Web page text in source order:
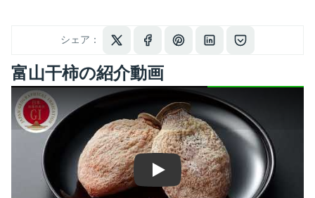
シェア：
富山干柿の紹介動画
Play